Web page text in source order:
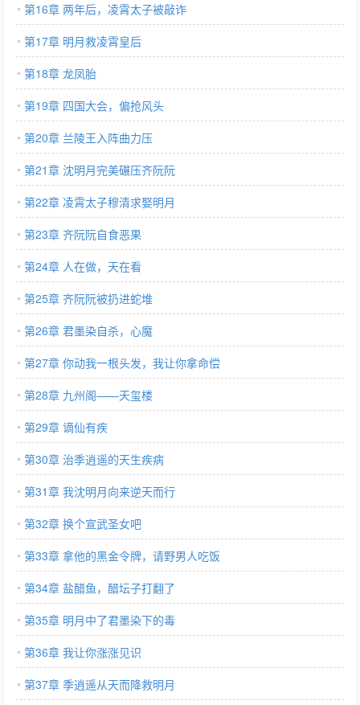
第16章 两年后，凌霄太子被敲诈
第17章 明月救凌霄皇后
第18章 龙凤胎
第19章 四国大会，偏抢风头
第20章 兰陵王入阵曲力压
第21章 沈明月完美碾压齐阮阮
第22章 凌霄太子穆清求娶明月
第23章 齐阮阮自食恶果
第24章 人在做，天在看
第25章 齐阮阮被扔进蛇堆
第26章 君墨染自杀，心魔
第27章 你动我一根头发，我让你拿命偿
第28章 九州阁——天玺楼
第29章 谪仙有疾
第30章 治季逍遥的天生疾病
第31章 我沈明月向来逆天而行
第32章 换个宣武圣女吧
第33章 拿他的黑金令牌，请野男人吃饭
第34章 盐醋鱼，醋坛子打翻了
第35章 明月中了君墨染下的毒
第36章 我让你涨涨见识
第37章 季逍遥从天而降救明月